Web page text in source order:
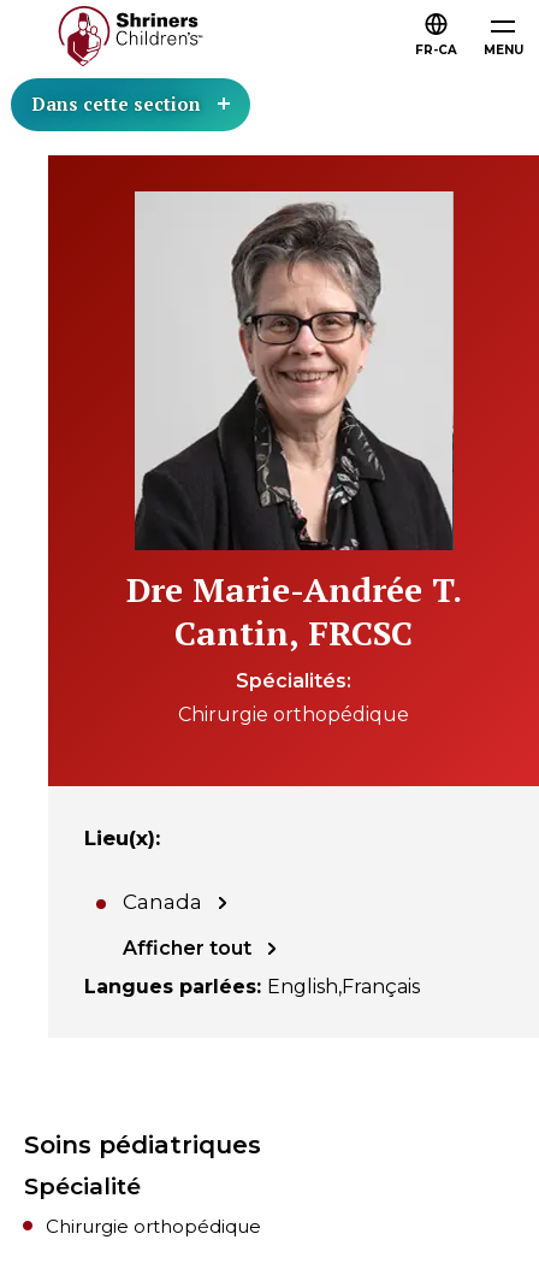
MENU
FR-CA
Dans cette section
Dre Marie-Andrée T.
Cantin, FRCSC
Spécialités
Chirurgie orthopédique
Lieu(x):
Canada
Afficher tout
Langues parlées: English Français
Soins pédiatriques
Spécialité
Chirurgie orthopédique